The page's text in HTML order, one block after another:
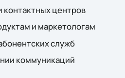
центров
и маркетологам
служб
коммуникаций